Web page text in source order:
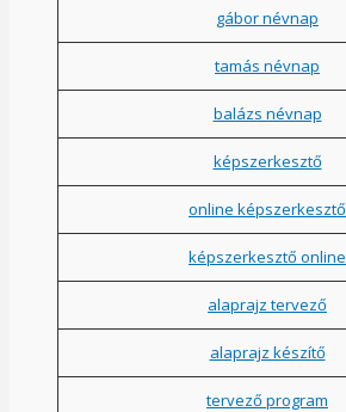
gábor névnap
tamás névnap
balázs névnap
képszerkesztő
online képszerkesztő
képszerkesztő online
alaprajz tervező
alaprajz készítő
tervező program